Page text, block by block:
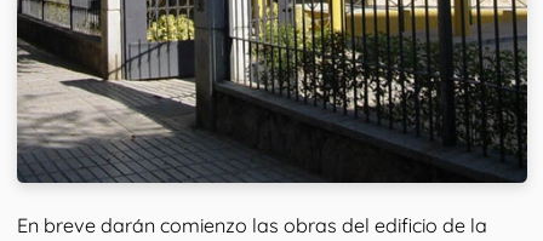
En breve darán comienzo las obras del edificio de la